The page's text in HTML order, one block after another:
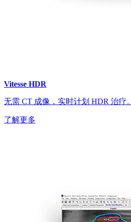
Vitesse HDR
无需 CT 成像，实时计划 HDR 治疗。
了解更多